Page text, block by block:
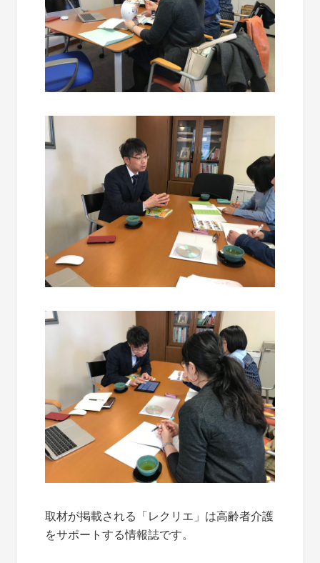
取材が掲載される「レクリエ」は高齢者介護
をサポートする情報誌です。